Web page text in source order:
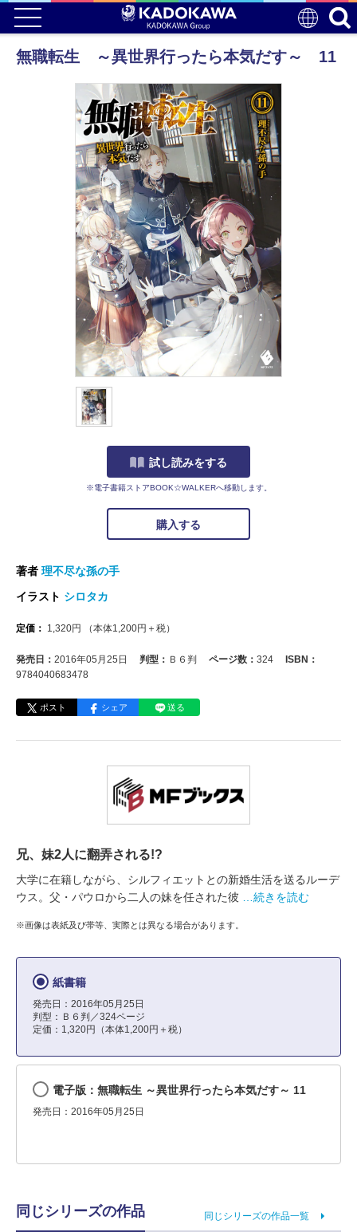
無職転生 ～異世界行ったら本気だす～ 11
試し読みをする
※電子書籍ストアBOOK☆WALKERへ移動します。
購入する
著者 理不尽な孫の手
イラスト シロタカ
定価： 1,320円 （本体1,200円＋税）
発売日： 2016年05月25日 判型： Ｂ６判 ページ数： 324
ISBN：
9784040683478
ポスト シェア 送る
兄、妹2人に翻弄される!?
大学に在籍しながら、シルフィエットとの新婚生活を送るルーデ
ウス。父・パウロから二人の妹を任された彼
…続きを読む
※画像は表紙及び帯等、実際とは異なる場合があります。
紙書籍
発売日：2016年05月25日
判型：Ｂ６判／324ページ
定価：1,320円（本体1,200円＋税）
電子版：無職転生 ～異世界行ったら本気だす～ 11
発売日：2016年05月25日
同じシリーズの作品 同じシリーズの作品一覧